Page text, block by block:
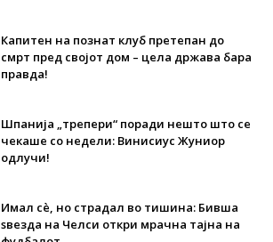
Капитен на познат клуб претепан до
смрт пред својот дом – цела држава бара
правда!
Шпанија „трепери“ поради нешто што се
чекаше со недели: Винисиус Жуниор
одлучи!
Имал сè, но страдал во тишина: Бивша
ѕвезда на Челси откри мрачна тајна на